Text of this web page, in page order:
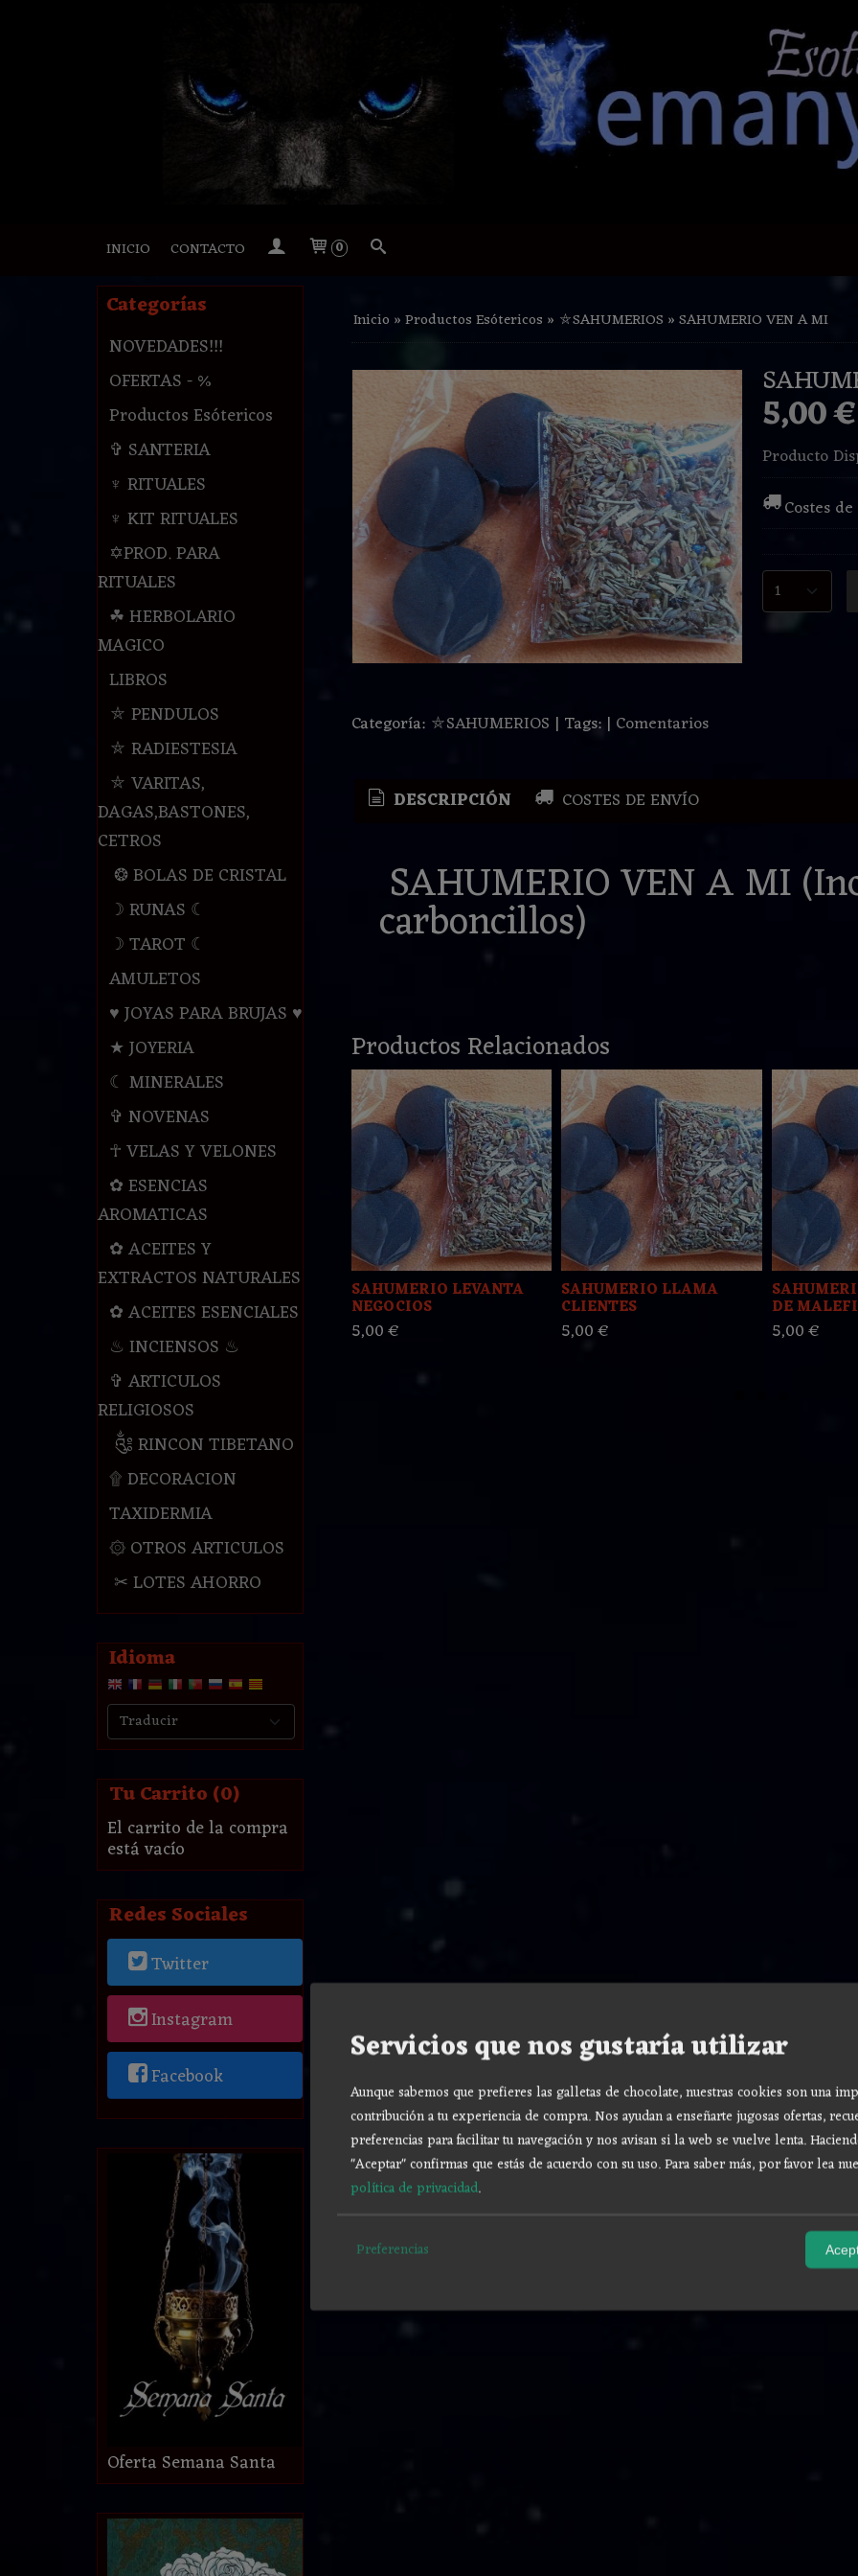
INICIO CONTACTO 0
Categorías
NOVEDADES!!!
OFERTAS - %
Productos Esótericos
✞ SANTERIA
♆ RITUALES
♆ KIT RITUALES
✡PROD. PARA
RITUALES
☘ HERBOLARIO
MAGICO
LIBROS
⛤ PENDULOS
⛤ RADIESTESIA
⛤ VARITAS,
DAGAS,BASTONES,
CETROS
❂ BOLAS DE CRISTAL
☽ RUNAS ☾
☽ TAROT ☾
AMULETOS
♥ JOYAS PARA BRUJAS ♥
★ JOYERIA
☾ MINERALES
✞ NOVENAS
☥ VELAS Y VELONES
✿ ESENCIAS
AROMATICAS
✿ ACEITES Y
EXTRACTOS NATURALES
✿ ACEITES ESENCIALES
♨ INCIENSOS ♨
✞ ARTICULOS
RELIGIOSOS
༃ RINCON TIBETANO
۩ DECORACION
TAXIDERMIA
۞ OTROS ARTICULOS
✂ LOTES AHORRO
Idioma
Tu Carrito (0)
El carrito de la compra
está vacío
Redes Sociales
Twitter
Instagram
Facebook
Oferta Semana Santa
Inicio »Productos Esótericos » ⛤SAHUMERIOS »SAHUMERIO VEN A MI
5,00
Producto
Costes
Categoría: ⛤SAHUMERIOS | Tags: | Comentarios
DESCRIPCIÓN COSTES DE ENVÍO
SAHUMERIO VEN A MI
carboncillos)
Productos Relacionados
SAHUMERIO LEVANTA
NEGOCIOS
5,00 €
SAHUMERIO LLAMA
CLIENTES
5,00 €
DE
5,00 €
Servicios que nos gustaría utilizar
Aunque sabemos que prefieres las galletas de chocolate, nuestras cookies son una
contribución a tu experiencia de compra. Nos ayudan a enseñarte jugosas ofertas,
preferencias para facilitar tu navegación y nos avisan si la web se vuelve lenta.
"Aceptar" confirmas que estás de acuerdo con su uso. Para saber más, por favor lea
política de privacidad.
Preferencias